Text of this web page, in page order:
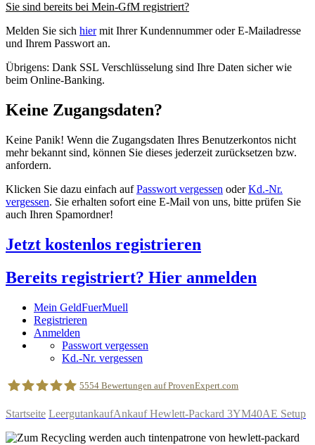
Sie sind bereits bei Mein-GfM registriert?
Melden Sie sich hiermit Ihrer Kundennummer oder E-Mailadresse
und Ihrem Passwort an.
Übrigens: Dank SSL Verschlüsselung sind Ihre Daten sicher wie
beim Online-Banking.
Keine Zugangsdaten?
Keine Panik! Wenn die Zugangsdaten Ihres Benutzerkontos nicht
mehr bekannt sind, können Sie dieses jederzeit zurücksetzen bzw.
anfordern.
Klicken Sie dazu einfach aufPasswort vergessen oderKd.-Nr.
vergessen. Sie erhalten sofort eine E-Mail von uns, bitte prüfen Sie
auch Ihren Spamordner!
Jetzt kostenlos registrieren
Bereits registriert? Hier anmelden
Mein GeldFuerMuell
Registrieren
Anmelden
Passwort vergessen
Kd.-Nr. vergessen
5554 Bewertungen auf ProvenExpert.com
Startseite LeergutankaufAnkauf Hewlett-Packard 3YM40AE Setup